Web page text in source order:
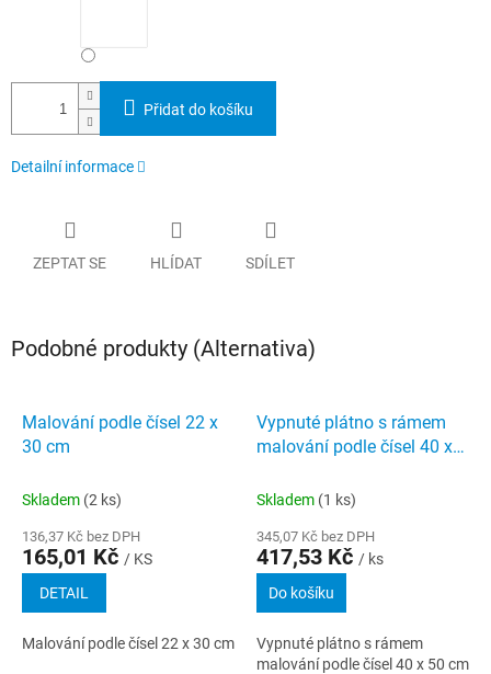
Přidat do košíku
Detailní informace
ZEPTAT SE HLÍDAT SDÍLET
Podobné produkty (Alternativa)
Malování podle čísel 22 x
30 cm
Skladem (2 ks)
136,37 Kč bez DPH
165,01 Kč / KS
DETAIL
Malování podle čísel 22 x 30 cm
Vypnuté plátno s rámem
malování podle čísel 40 x
Skladem (1 ks)
345,07 Kč bez DPH
417,53 Kč / ks
Do košíku
Vypnuté plátno s rámem
malování podle čísel 40 x 50 cm